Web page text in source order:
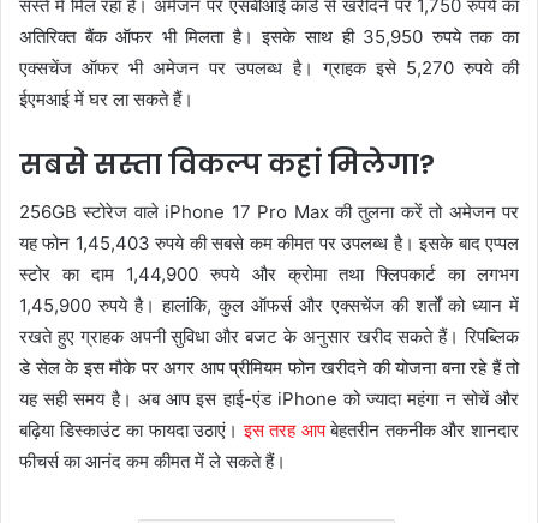
सस्ते में मिल रहा है। अमेजन पर एसबीआई कार्ड से खरीदने पर 1,750 रुपये का
अतिरिक्त बैंक ऑफर भी मिलता है। इसके साथ ही 35,950 रुपये तक का
एक्सचेंज ऑफर भी अमेजन पर उपलब्ध है। ग्राहक इसे 5,270 रुपये की
ईएमआई में घर ला सकते हैं।
सबसे सस्ता विकल्प कहां मिलेगा?
256GB स्टोरेज वाले iPhone 17 Pro Max की तुलना करें तो अमेजन पर
यह फोन 1,45,403 रुपये की सबसे कम कीमत पर उपलब्ध है। इसके बाद एप्पल
स्टोर का दाम 1,44,900 रुपये और क्रोमा तथा फ्लिपकार्ट का लगभग
1,45,900 रुपये है। हालांकि, कुल ऑफर्स और एक्सचेंज की शर्तों को ध्यान में
रखते हुए ग्राहक अपनी सुविधा और बजट के अनुसार खरीद सकते हैं। रिपब्लिक
डे सेल के इस मौके पर अगर आप प्रीमियम फोन खरीदने की योजना बना रहे हैं तो
यह सही समय है। अब आप इस हाई-एंड iPhone को ज्यादा महंगा न सोचें और
बढ़िया डिस्काउंट का फायदा उठाएं।इस तरह आपबेहतरीन तकनीक और शानदार
फीचर्स का आनंद कम कीमत में ले सकते हैं।